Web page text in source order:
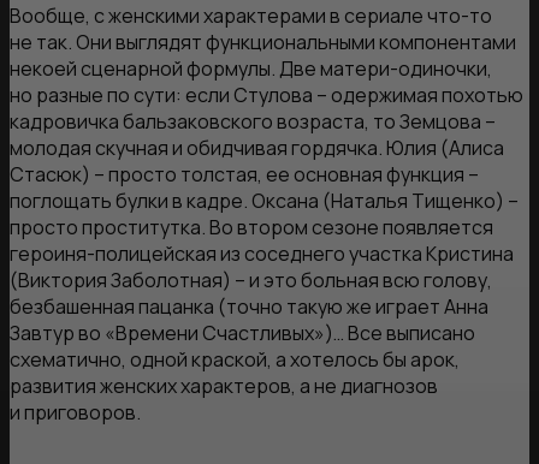
Вообще, с женскими характерами в сериале что-то
не так. Они выглядят функциональными компонентами
некоей сценарной формулы. Две матери-одиночки,
но разные по сути: если Стулова – одержимая похотью
кадровичка бальзаковского возраста, то Земцова –
молодая скучная и обидчивая гордячка. Юлия (Алиса
Стасюк) – просто толстая, ее основная функция –
поглощать булки в кадре. Оксана (Наталья Тищенко) –
просто проститутка. Во втором сезоне появляется
героиня-полицейская из соседнего участка Кристина
(Виктория Заболотная) – и это больная всю голову,
безбашенная пацанка (точно такую же играет Анна
Завтур во «Времени Счастливых»)… Все выписано
схематично, одной краской, а хотелось бы арок,
развития женских характеров, а не диагнозов
и приговоров.